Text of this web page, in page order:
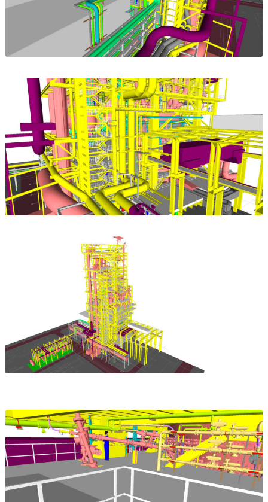
Unterstützung von TBS im
Rohrleitungsbau konnten wir
zahlreiche
Medienversorgungsanlagen
für internationale Projekte
erfolgreich realisieren.